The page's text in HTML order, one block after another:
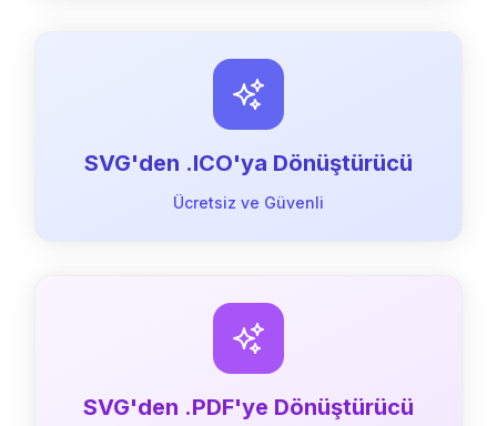
SVG'den .ICO'ya Dönüştürücü
Ücretsiz ve Güvenli
SVG'den .PDF'ye Dönüştürücü